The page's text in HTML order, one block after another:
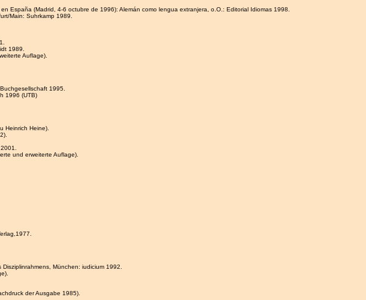
España (Madrid, 4-6 octubre de 1996): Alemán como lengua extranjera, o.O.: Editorial Idiomas 1998.
Main: Suhrkamp 1989.
1989.
Auflage).
1995.
1996 (UTB)
Heinrich Heine).
und erweiterte Auflage).
München: iudicium 1992.
der Ausgabe 1985).